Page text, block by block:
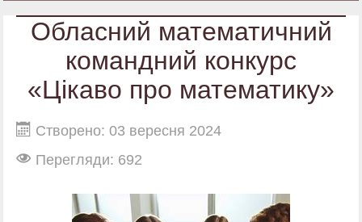
Обласний математичний
командний конкурс
«Цікаво про математику»
Створено: 03 вересня 2024
Перегляди: 692